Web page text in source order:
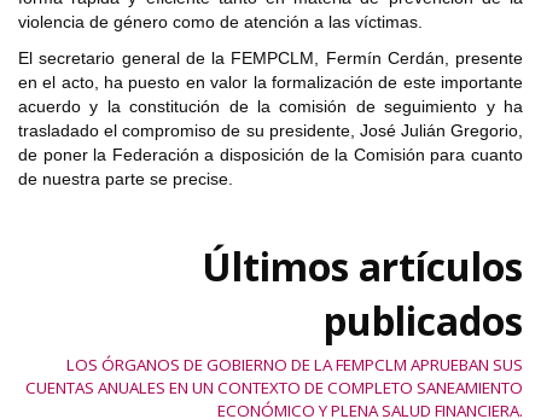
violencia de género como de atención a las víctimas.
El secretario general de la FEMPCLM, Fermín Cerdán, presente
en el acto, ha puesto en valor la formalización de este importante
acuerdo y la constitución de la comisión de seguimiento y ha
trasladado el compromiso de su presidente, José Julián Gregorio,
de poner la Federación a disposición de la Comisión para cuanto
de nuestra parte se precise.
Últimos artículos
publicados
LOS ÓRGANOS DE GOBIERNO DE LA FEMPCLM APRUEBAN SUS
CUENTAS ANUALES EN UN CONTEXTO DE COMPLETO SANEAMIENTO
ECONÓMICO Y PLENA SALUD FINANCIERA.